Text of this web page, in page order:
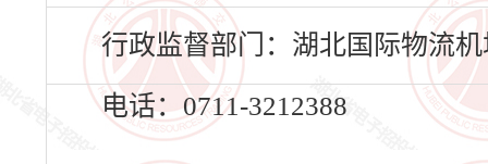
行政监督部门：湖北国际物流
电话：0711-3212388